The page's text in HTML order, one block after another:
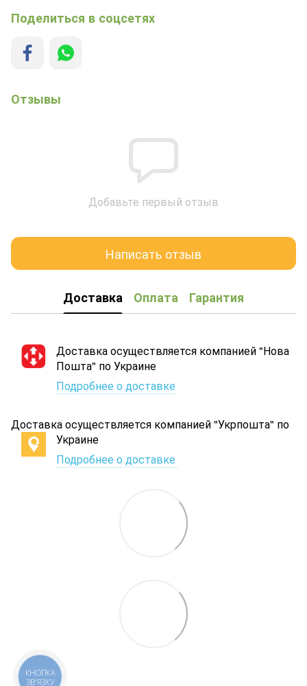
Поделиться в соцсетях
Отзывы
Добавьте первый отзыв
Написать отзыв
Доставка Оплата Гарантия
Доставка осуществляется компанией "Нова
Пошта" по Украине
Подробнее о доставке
Доставка осуществляется компанией "Укрпошта" по
Украине
Подробнее о доставке
КНОПКА
ЗВ'ЯЗКУ